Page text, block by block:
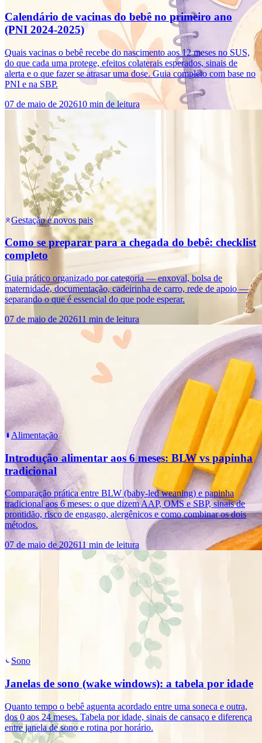
Calendário de vacinas do bebê no primeiro ano
(PNI 2024-2025)
Quais vacinas o bebê recebe do nascimento aos 12 meses no SUS,
do que cada uma protege, efeitos colaterais esperados, sinais de
alerta e o que fazer se atrasar uma dose. Guia completo com base no
PNI e na SBP.
07 de maio de 202610 min de leitura
Gestação e novos pais
Como se preparar para a chegada do bebê: checklist
completo
Guia prático organizado por categoria — enxoval, bolsa de
maternidade, documentação, cadeirinha de carro, rede de apoio —
separando o que é essencial do que pode esperar.
07 de maio de 202611 min de leitura
Alimentação
Introdução alimentar aos 6 meses: BLW vs papinha
tradicional
Comparação prática entre BLW (baby-led weaning) e papinha
tradicional aos 6 meses: o que dizem AAP, OMS e SBP, sinais de
prontidão, risco de engasgo, alergênicos e como combinar os dois
métodos.
07 de maio de 202611 min de leitura
Sono
Janelas de sono (wake windows): a tabela por idade
Quanto tempo o bebê aguenta acordado entre uma soneca e outra,
dos 0 aos 24 meses. Tabela por idade, sinais de cansaço e diferença
entre janela de sono e rotina por horário.